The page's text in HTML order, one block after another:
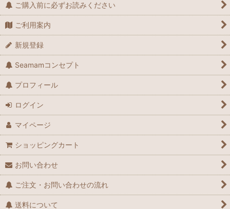
ご購入前に必ずお読みください
ご利用案内
新規登録
Seamamコンセプト
プロフィール
ログイン
マイページ
ショッピングカート
お問い合わせ
ご注文・お問い合わせの流れ
送料について